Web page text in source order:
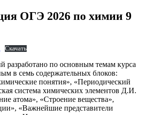
ОГЭ 2026 по химии 9
Скачать
разработано по основным темам курса
в семь содержательных блоков:
понятия», «Периодический
система химических элементов Д.И.
атома», «Строение вещества»,
«Важнейшие представители